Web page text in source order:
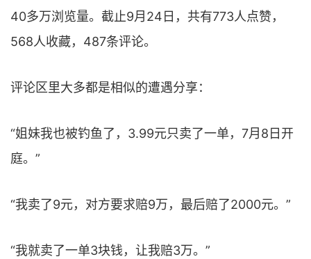
40多万浏览量。截止9月24日，共有773人点赞，
568人收藏，487条评论。
评论区里大多都是相似的遭遇分享：
“姐妹我也被钓鱼了，3.99元只卖了一单，7月8日开
庭。”
“我卖了9元，对方要求赔9万，最后赔了2000元。”
“我就卖了一单3块钱，让我赔3万。”